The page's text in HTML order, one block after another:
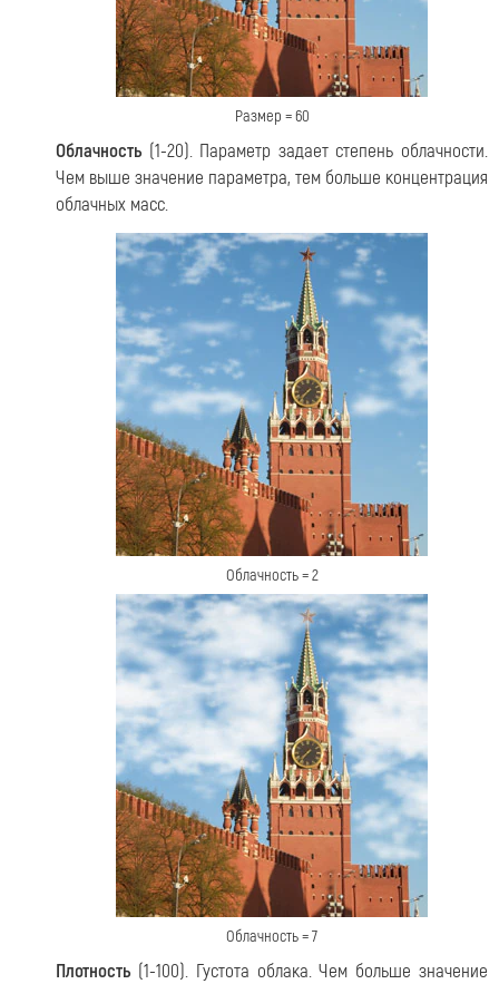
Размер = 60
Облачность (1-20). Параметр задает степень облачности.
Чем выше значение параметра, тем больше концентрация
облачных масс.
Облачность = 2
Облачность = 7
Плотность (1-100). Густота облака. Чем больше значение